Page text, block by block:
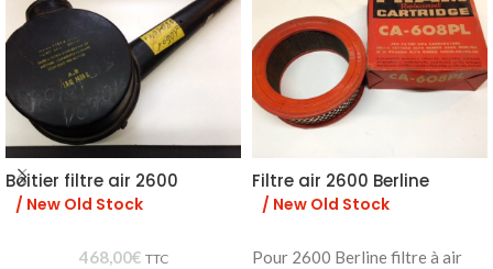
Boitier filtre air 2600
/ New Old Stock
468,00€ TTC
Filtre air 2600 Berline
/ New Old Stock
Pour 2600 Berline filtre à air